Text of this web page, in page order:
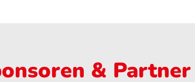
& Partner